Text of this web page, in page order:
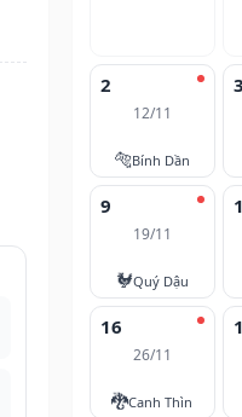
2
12/11
🐅Bính Dần
3
9
19/11
🐓Quý Dậu
16
26/11
🐉Canh Thìn